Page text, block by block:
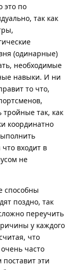
это по
так как
(одинарные)
необходимые
навыки. И ни
то что,
тройные так, как
координатно
входит в
не
способны
поздно, так
переучить
у каждого
что
часто
эти